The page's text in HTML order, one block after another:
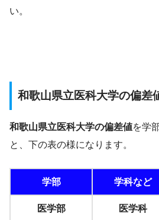
い。
和歌山県立医科大学の偏差
和歌山県立医科大学の偏差値を学
と、下の表の様になります。
学部 学科など
医学部 医学科